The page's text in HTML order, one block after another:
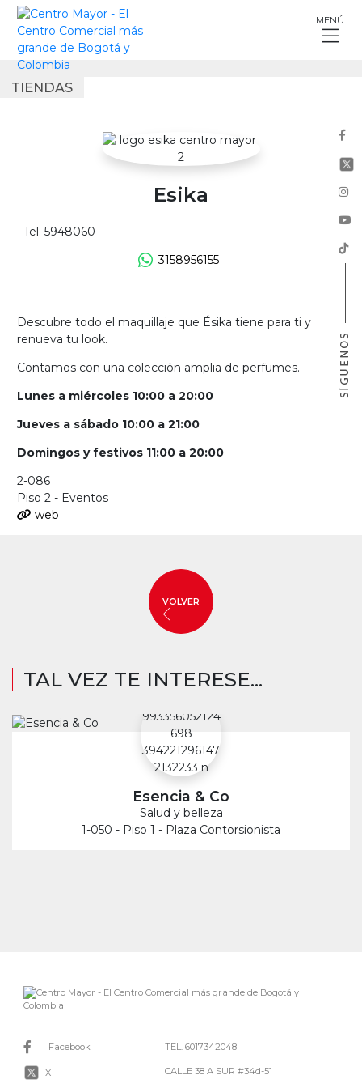
Skip
MENÚ
Descubre todo el maquillaje que Ésika tiene para ti y
renueva tu look.
Contamos con una colección amplia de perfumes.
Lunes a miércoles 10:00 a 20:00
Jueves a sábado 10:00 a 21:00
Domingos y festivos 11:00 a 20:00
2-086
Piso 2 - Eventos
web
TIENDAS
Esika
Tel. 5948060
3158956155
VOLVER
TAL VEZ TE INTERESE...
Esencia & Co
Salud y belleza
1-050 - Piso 1 - Plaza Contorsionista
Facebook
X
TEL. 6017342048
CALLE 38 A SUR #34d-51